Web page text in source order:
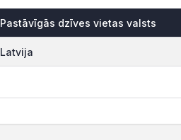
Pastāvīgās dzīves vietas valsts
Latvija